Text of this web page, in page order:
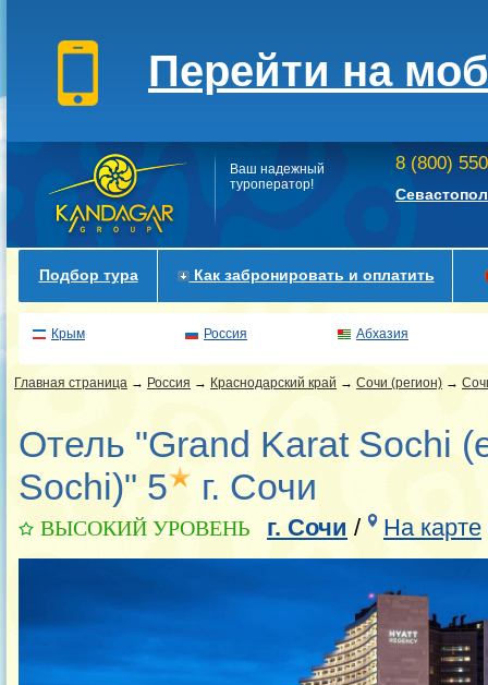
Перейти на
Ваш надежный
туроператор!
8 (800)
Подбор тура Как забронировать и оплатить
Крым Россия Абхазия
Главная страница → Россия → Краснодарский край → Сочи (регион) →
Отель "Grand Karat Sochi
Sochi)" 5
г. Сочи
ВЫСОКИЙ УРОВЕНЬ г. Сочи / На карте